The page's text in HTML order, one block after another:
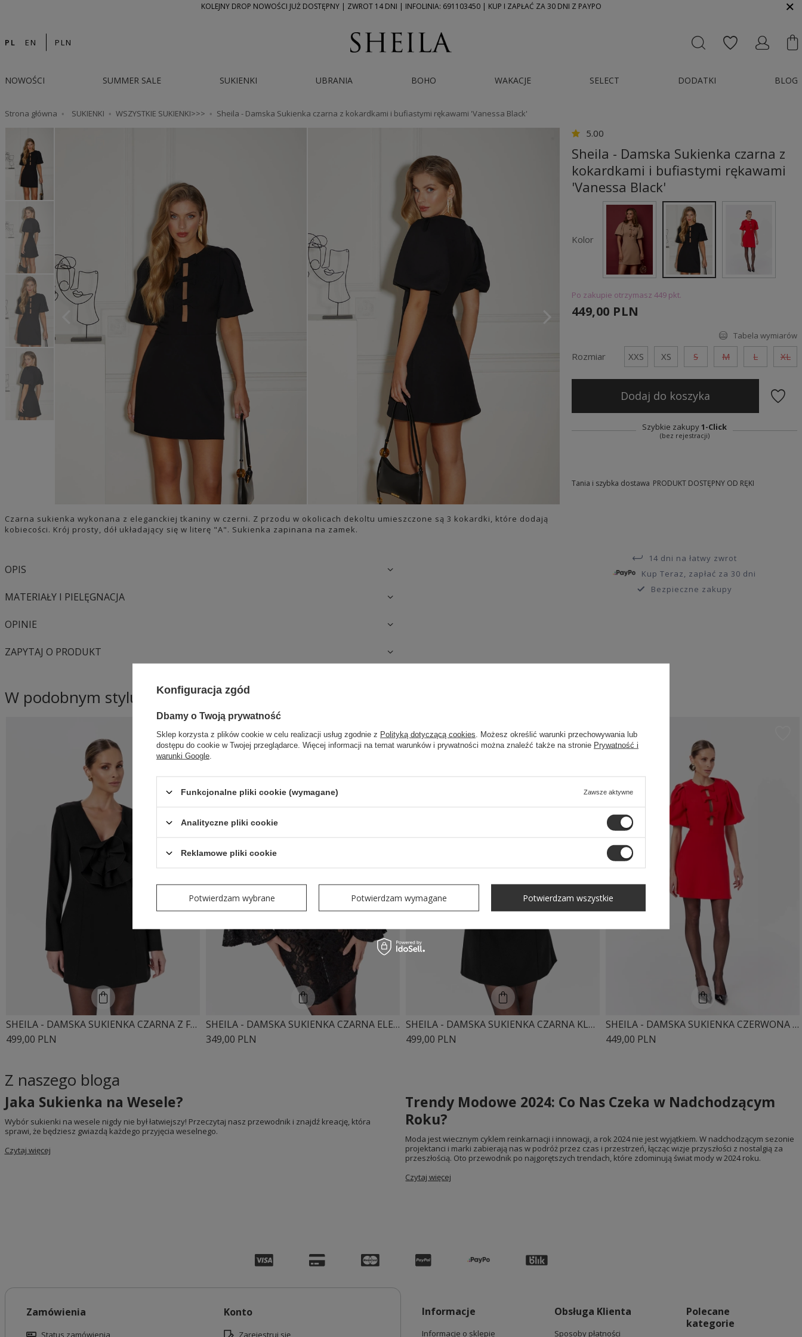
KOLEJNY DROP NOWOŚCI JUŻ DOSTĘPNY | ZWROT 14 DNI | INFOLINIA: 691103450 | KUP I ZAPŁAĆ ZA 30 DNI Z PAYPO
PL EN PLN
NOWOŚCI SUMMER SALE SUKIENKI UBRANIA BOHO WAKACJE SELECT DODATKI BLOG
Strona główna SUKIENKI WSZYSTKIE SUKIENKI>>> Sheila - Damska Sukienka czarna z kokardkami i bufiastymi rękawami 'Vanessa Black'
5.00
Sheila - Damska Sukienka czarna z
kokardkami i bufiastymi rękawami
'Vanessa Black'
Kolor
Po zakupie otrzymasz 449 pkt.
449,00 PLN
Tabela wymiarów
Rozmiar XXS XS S M L XL
Dodaj do koszyka
Szybkie zakupy1-Click
(bez rejestracji)
Tania i szybka dostawa PRODUKT DOSTĘPNY OD RĘKI
14 dni na łatwy zwrot
Kup Teraz, zapłać za 30 dni
Bezpieczne zakupy
Czarna sukienka wykonana z eleganckiej tkaniny w czerni. Z przodu w okolicach dekoltu umieszczone są 3 kokardki, które dodają
kobiecości. Krój prosty, dół układający się w literę "A". Sukienka zapinana na zamek.
OPIS
MATERIAŁY I PIELĘGNACJA
OPINIE
ZAPYTAJ O PRODUKT
W podobnym stylu
SHEILA - DAMSKA SUKIENKA CZARNA Z FALBANĄ MINI 'CYNTIA'
499,00 PLN
SHEILA - DAMSKA SUKIENKA CZARNA ELEGANCKA DOPASOWANA 'DIUNE'
349,00 PLN
SHEILA - DAMSKA SUKIENKA CZARNA KLASYCZNA Z OZDOBNYMI FALBANAMI 'CRYSTAL'
499,00 PLN
SHEILA - DAMSKA SUKIENKA CZERWONA Z KOKARDKAMI I BUFKAMI MINI 'VANESSA RED'
449,00 PLN
Z naszego bloga
Jaka Sukienka na Wesele?
Wybór sukienki na wesele nigdy nie był łatwiejszy! Przeczytaj nasz przewodnik i znajdź kreację, która
sprawi, że będziesz gwiazdą każdego przyjęcia weselnego.
Czytaj więcej
Trendy Modowe 2024: Co Nas Czeka w Nadchodzącym
Roku?
Moda jest wiecznym cyklem reinkarnacji i innowacji, a rok 2024 nie jest wyjątkiem. W nadchodzącym sezonie
projektanci i marki zabierają nas w podróż przez czas i przestrzeń, łącząc wizje przyszłości z nostalgią za
przeszłością. Oto przewodnik po najgorętszych trendach, które zdominują świat mody w 2024 roku.
Czytaj więcej
Zamówienia
Status zamówienia
Konto
Zarejestruj się
Informacje
Informacje o sklepie
Obsługa Klienta
Sposoby płatności
Polecane
kategorie
Konfiguracja zgód
Dbamy o Twoją prywatność
Sklep korzysta z plików cookie w celu realizacji usług zgodnie z Polityką dotyczącą cookies . Możesz określić warunki przechowywania lub
dostępu do cookie w Twojej przeglądarce. Więcej informacji na temat warunków i prywatności można znaleźć także na stronie Prywatność i
warunki Google
Funkcjonalne pliki cookie (wymagane) Zawsze aktywne
Analityczne pliki cookie
Reklamowe pliki cookie
Potwierdzam wybrane Potwierdzam wymagane Potwierdzam wszystkie